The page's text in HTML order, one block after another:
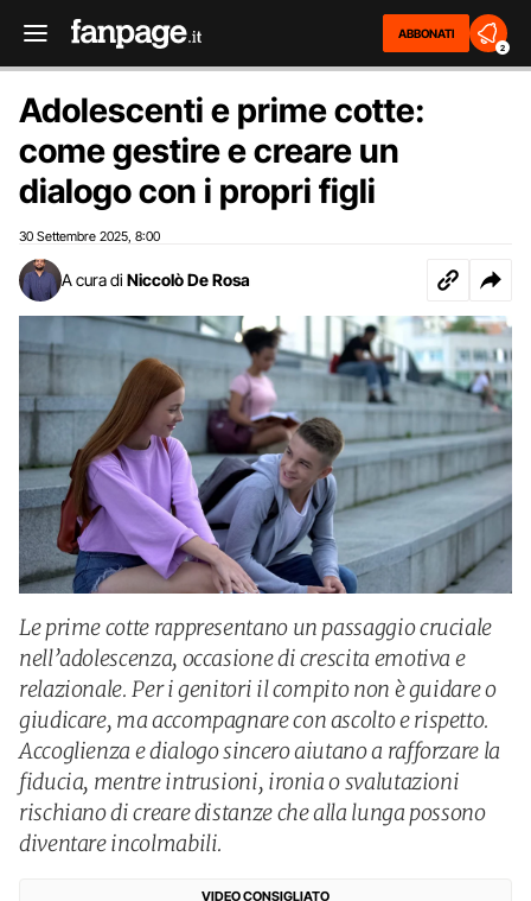
ABBONATI
2
Adolescenti e prime cotte:
come gestire e creare un
dialogo con i propri figli
30 Settembre 2025 8:00
A cura di Niccolò De Rosa
Le prime cotte rappresentano un passaggio cruciale
nell’adolescenza, occasione di crescita emotiva e
relazionale. Per i genitori il compito non è guidare o
giudicare, ma accompagnare con ascolto e rispetto.
Accoglienza e dialogo sincero aiutano a rafforzare la
fiducia, mentre intrusioni, ironia o svalutazioni
rischiano di creare distanze che alla lunga possono
diventare incolmabili.
VIDEO CONSIGLIATO